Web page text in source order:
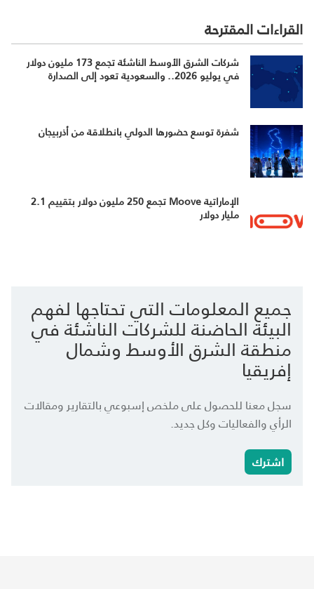
القراءات المقترحة
شركات الشرق الأوسط الناشئة تجمع 173 مليون دولار
في يوليو 2026.. والسعودية تعود إلى الصدارة
شفرة توسع حضورها الدولي بانطلاقة من أذربيجان
الإماراتية Moove تجمع 250 مليون دولار بتقييم 2.1
مليار دولار
جميع المعلومات التي تحتاجها لفهم
البيئة الحاضنة للشركات الناشئة في
منطقة الشرق الأوسط وشمال
إفريقيا
سجل معنا للحصول على ملخص إسبوعي بالتقارير ومقالات
الرأي والفعاليات وكل جديد.
اشترك